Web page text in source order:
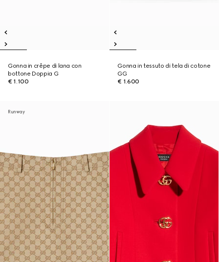
Gonna in crêpe di lana con
bottone Doppia G
€ 1.100
Gonna in tessuto di tela di cotone
GG
€ 1.600
Runway